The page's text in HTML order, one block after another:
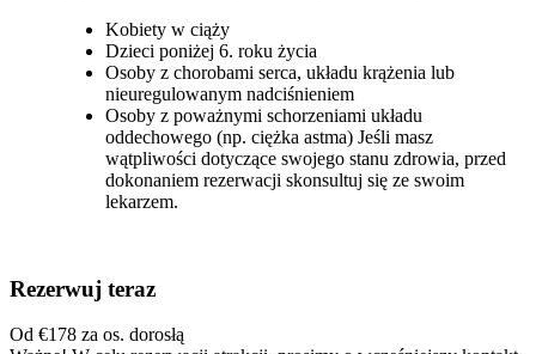
Kobiety w ciąży
Dzieci poniżej 6. roku życia
Osoby z chorobami serca, układu krążenia lub
nieuregulowanym nadciśnieniem
Osoby z poważnymi schorzeniami układu
oddechowego (np. ciężka astma) Jeśli masz
wątpliwości dotyczące swojego stanu zdrowia, przed
dokonaniem rezerwacji skonsultuj się ze swoim
lekarzem.
Rezerwuj teraz
Od €178 za os. dorosłą